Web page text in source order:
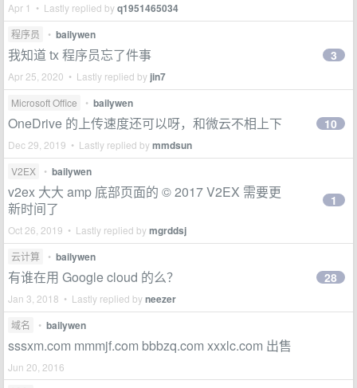
Apr 1 • Lastly replied byq1951465034
程序员 • bailywen
我知道 tx 程序员忘了件事
Apr 25, 2020 • Lastly replied by jin7
3
Microsoft Office • bailywen
OneDrive 的上传速度还可以呀，和微云不相上下
Dec 29, 2019 • Lastly replied bymmdsun
10
V2EX • bailywen
v2ex 大大 amp 底部页面的 © 2017 V2EX 需要更
新时间了
Oct 26, 2019 • Lastly replied bymgrddsj
1
云计算 • bailywen
有谁在用 Google cloud 的么？
Jan 3, 2018 • Lastly replied byneezer
28
域名 • bailywen
sssxm.com mmmjf.com bbbzq.com xxxlc.com 出售
Jun 20, 2016